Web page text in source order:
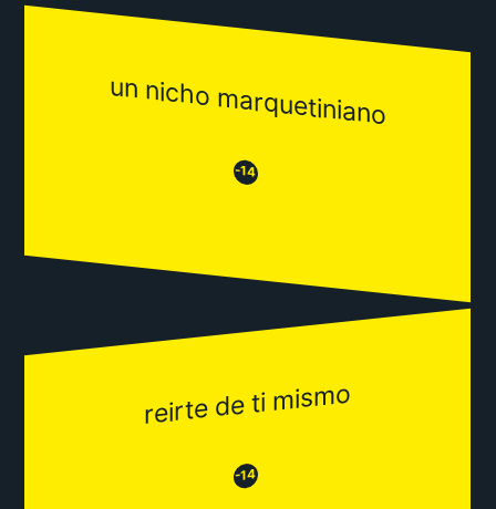
un nicho marquetiniano
😒-14😂
reirte de ti mismo
😒-14😂